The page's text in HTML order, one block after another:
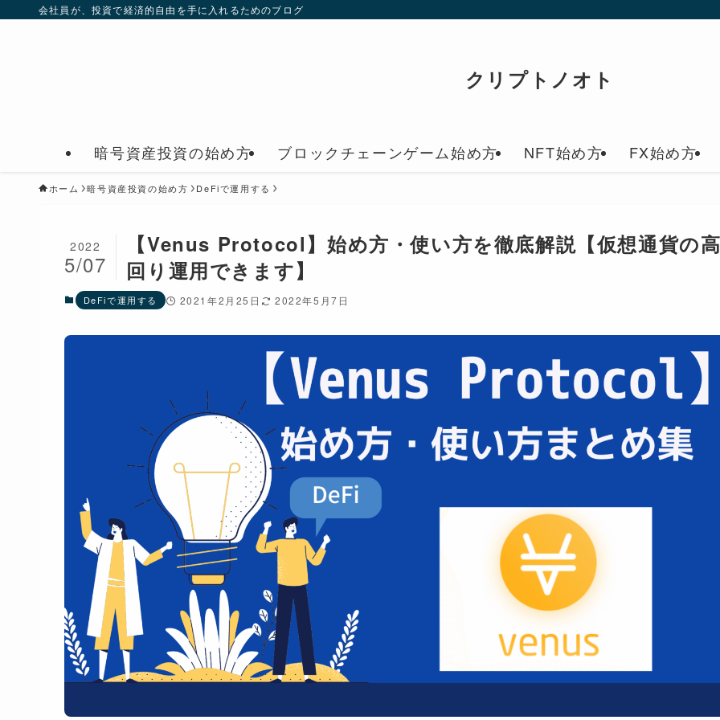
会社員が、投資で経済的自由を手に入れるためのブログ
クリプトノオト
暗号資産投資の始め方 ブロックチェーンゲーム始め方 NFT始め方 FX始め方
ホーム 暗号資産投資の始め方 DeFiで運用する
【Venus Protocol】始め方・使い方を徹底解説【仮想通貨の
回り運用できます】
2022
5/07
DeFiで運用する 2021年2月25日 2022年5月7日